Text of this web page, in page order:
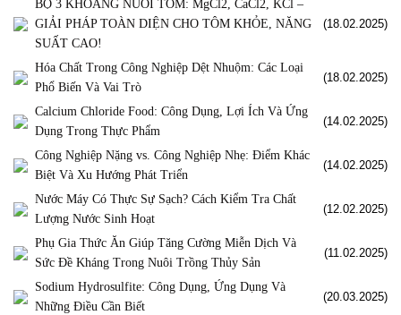
BỘ 3 KHOÁNG NUÔI TÔM: MgCl2, CaCl2, KCl –
GIẢI PHÁP TOÀN DIỆN CHO TÔM KHỎE, NĂNG
SUẤT CAO!
(18.02.2025)
Hóa Chất Trong Công Nghiệp Dệt Nhuộm: Các Loại
Phổ Biến Và Vai Trò
(18.02.2025)
Calcium Chloride Food: Công Dụng, Lợi Ích Và Ứng
Dụng Trong Thực Phẩm
(14.02.2025)
Công Nghiệp Nặng vs. Công Nghiệp Nhẹ: Điểm Khác
Biệt Và Xu Hướng Phát Triển
(14.02.2025)
Nước Máy Có Thực Sự Sạch? Cách Kiểm Tra Chất
Lượng Nước Sinh Hoạt
(12.02.2025)
Phụ Gia Thức Ăn Giúp Tăng Cường Miễn Dịch Và
Sức Đề Kháng Trong Nuôi Trồng Thủy Sản
(11.02.2025)
Sodium Hydrosulfite: Công Dụng, Ứng Dụng Và
Những Điều Cần Biết
(20.03.2025)